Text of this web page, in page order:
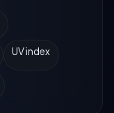
UV index